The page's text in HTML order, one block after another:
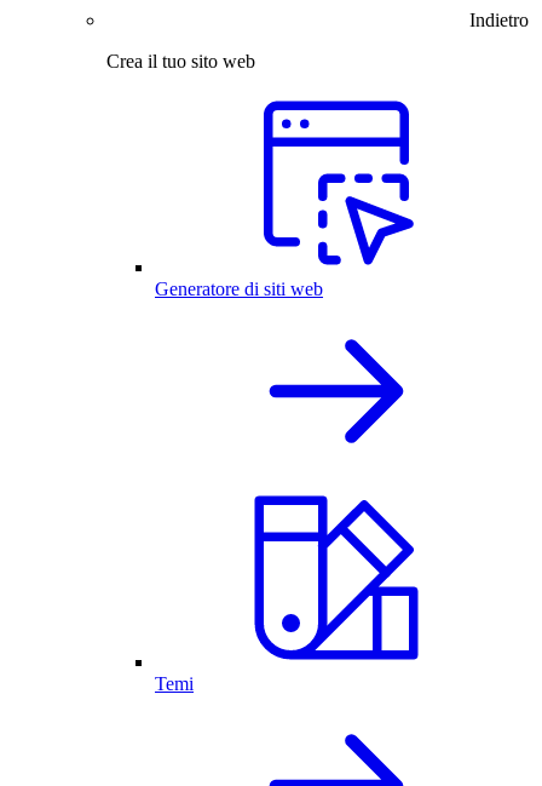
Indietro
Crea il tuo sito web
Generatore di siti web
Temi